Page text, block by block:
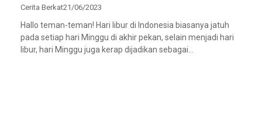
Cerita Berkat21/06/2023
Hallo teman-teman! Hari libur di Indonesia biasanya jatuh
pada setiap hari Minggu di akhir pekan, selain menjadi hari
libur, hari Minggu juga kerap dijadikan sebagai…